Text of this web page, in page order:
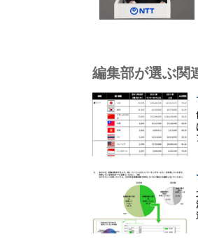
編集部が選ぶ関